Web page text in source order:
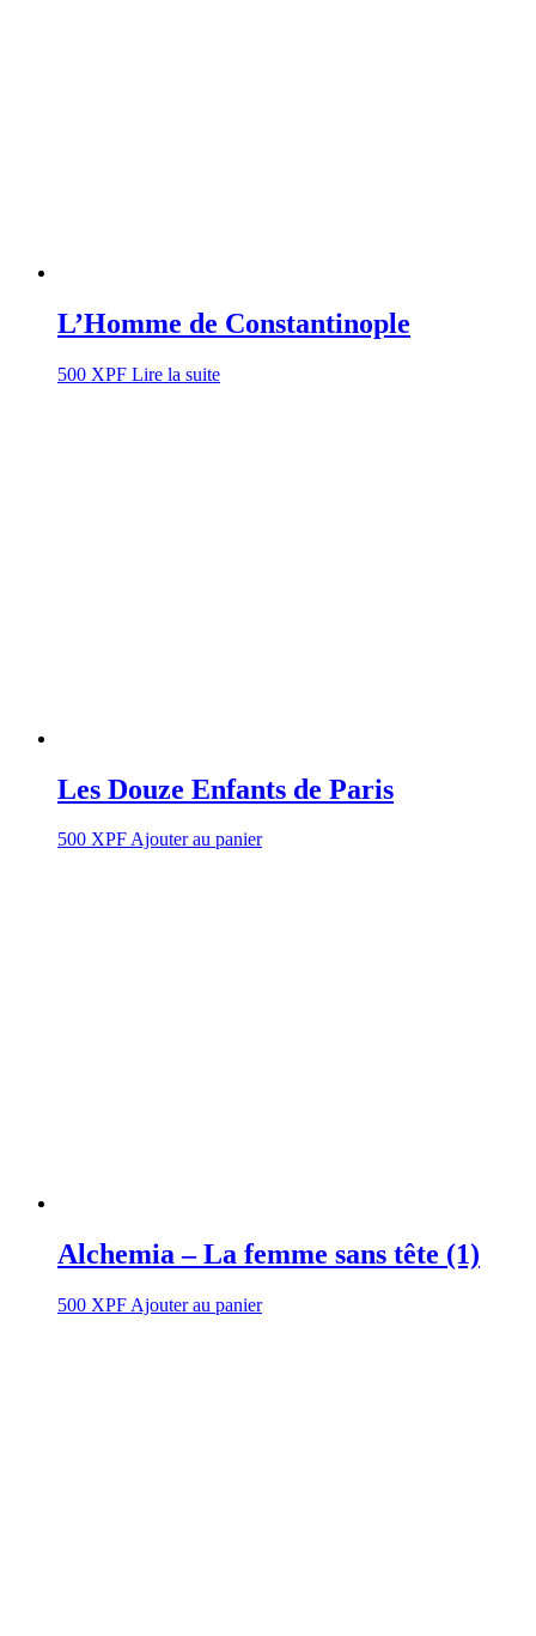
L’Homme de Constantinople
500 XPF Lire la suite
Les Douze Enfants de Paris
500 XPFAjouter au panier
Alchemia – La femme sans tête (1)
500 XPF Ajouter au panier